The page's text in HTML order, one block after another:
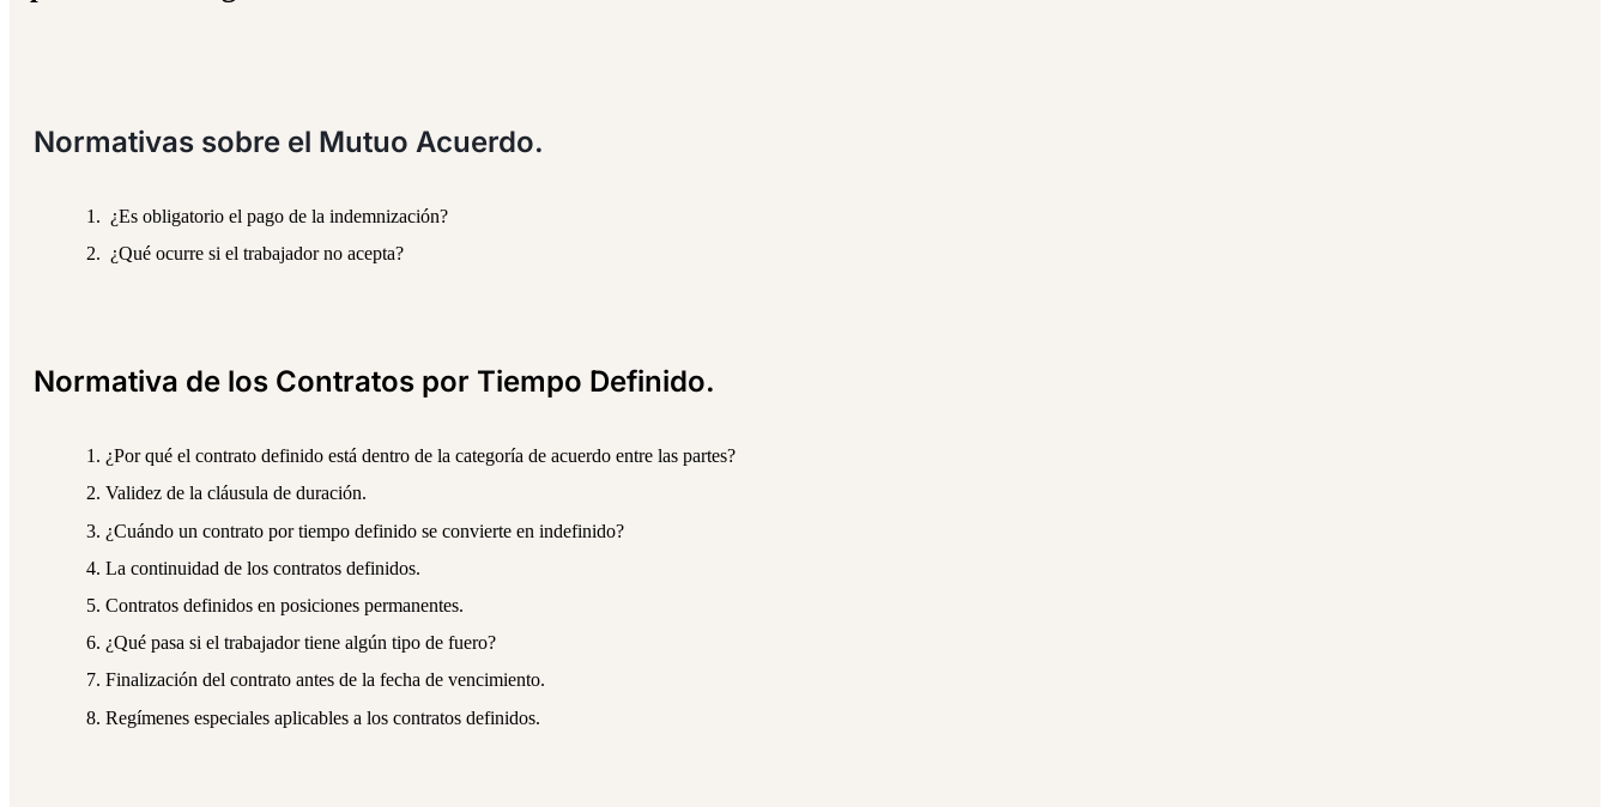
Normativas sobre el Mutuo Acuerdo.
¿Es obligatorio el pago de la indemnización?
¿Qué ocurre si el trabajador no acepta?
Normativa de los Contratos por Tiempo Definido.
¿Por qué el contrato definido está dentro de la categoría de acuerdo entre las partes?
Validez de la cláusula de duración.
¿Cuándo un contrato por tiempo definido se convierte en indefinido?
La continuidad de los contratos definidos.
Contratos definidos en posiciones permanentes.
¿Qué pasa si el trabajador tiene algún tipo de fuero?
Finalización del contrato antes de la fecha de vencimiento.
Regímenes especiales aplicables a los contratos definidos.